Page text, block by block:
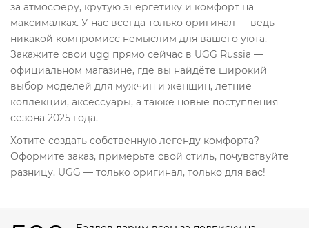
за атмосферу, крутую энергетику и комфорт на
максималках. У нас всегда только оригинал — ведь
никакой компромисс немыслим для вашего уюта.
Закажите свои ugg прямо сейчас в UGG Russia —
официальном магазине, где вы найдёте широкий
выбор моделей для мужчин и женщин, летние
коллекции, аксессуары, а также новые поступления
сезона 2025 года.
Хотите создать собственную легенду комфорта?
Оформите заказ, примерьте свой стиль, почувствуйте
разницу. UGG — только оригинал, только для вас!